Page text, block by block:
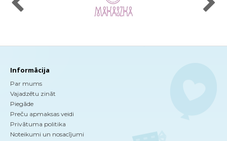
Informācija
Par mums
Vajadzētu zināt
Piegāde
Preču apmaksas veidi
Privātuma politika
Noteikumi un nosacījumi